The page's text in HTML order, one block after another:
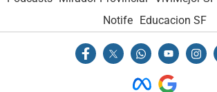
Notife Educacion SF